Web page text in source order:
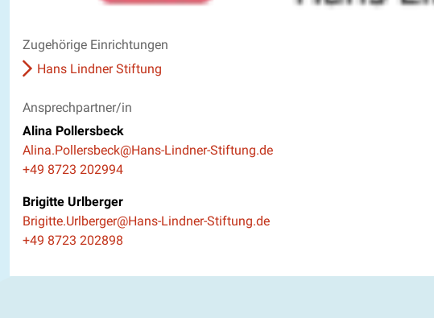
Zugehörige Einrichtungen
Hans Lindner Stiftung
Ansprechpartner/in
Alina Pollersbeck
E-Mail
Alina.Pollersbeck@Hans-Lindner-Stiftung.de
Telefon
+49 8723 202994
Brigitte Urlberger
E-Mail
Brigitte.Urlberger@Hans-Lindner-Stiftung.de
Telefon
+49 8723 202898